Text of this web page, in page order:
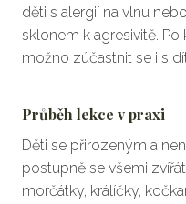
děti s alergií na vlnu
sklonem k agresivitě.
možno zúčastnit se i s
Průběh lekce v praxi
Děti se přirozeným a
postupně se všemi
morčátky, králíčky,